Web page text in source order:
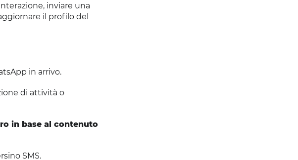
inviare una
il profilo del
in arrivo.
di attività o
in base al contenuto
SMS.